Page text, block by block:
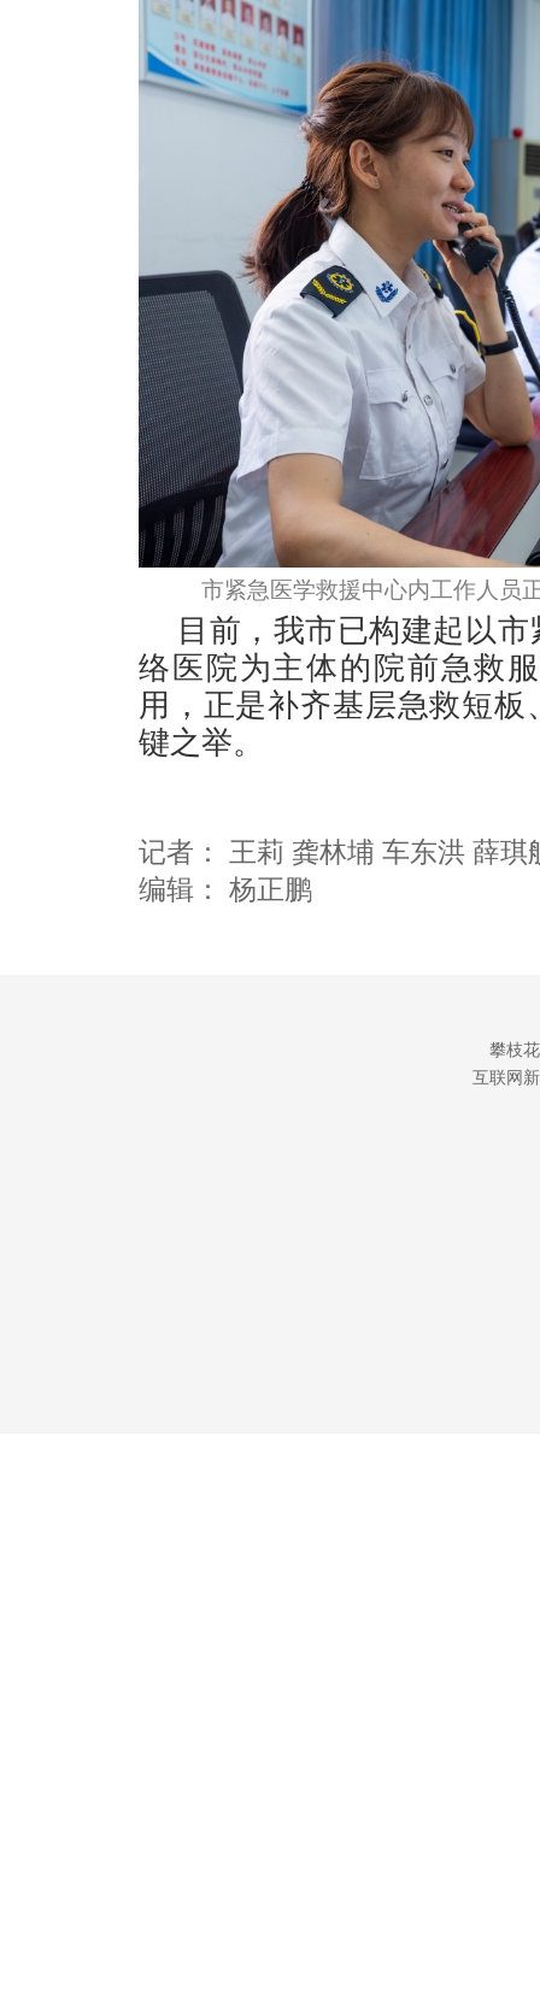
市紧急医学救援中心内工作人员
目前，我市已构建起以
络医院为主体的院前急救
用，正是补齐基层急救短
键之举。
记者： 王莉 龚林埔 车东洪 薛琪
编辑： 杨正鹏
攀枝
互联网